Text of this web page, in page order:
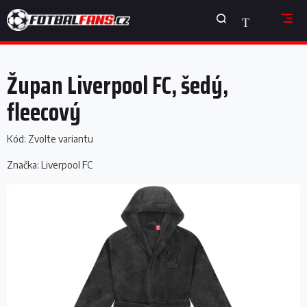
na
obsah
NÁKUPNÍ
KOŠÍK
Župan Liverpool FC, šedý,
fleecový
Kód: Zvolte variantu
Značka: Liverpool FC